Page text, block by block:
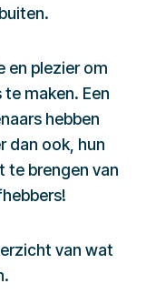
en plezier om
maken. Een
hebben
dan ook, hun
te brengen van
van wat